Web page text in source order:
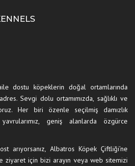
dostu köpeklerin doğal ortamlarında
Sevgi dolu ortamımızda, sağlıklı ve
Her biri özenle seçilmiş damızlık
geniş alanlarda özgürce
Albatros Köpek Çiftliği’ne
ziyaret için bizi arayın veya web sitemizi